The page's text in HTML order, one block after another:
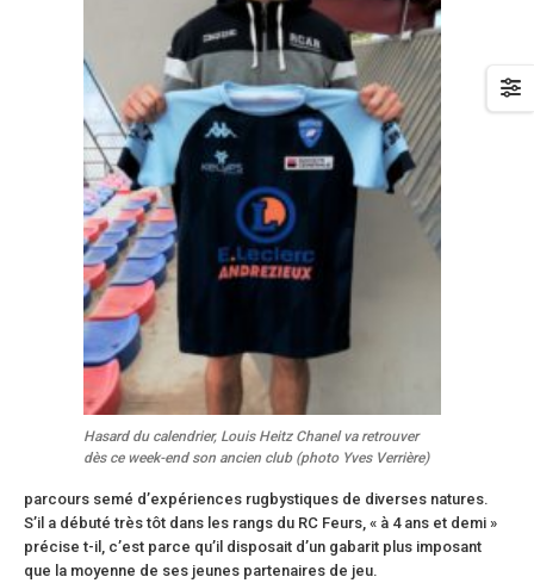
Hasard du calendrier, Louis Heitz Chanel va retrouver
dès ce week-end son ancien club (photo Yves Verrière)
parcours semé d’expériences rugbystiques de diverses natures.
S’il a débuté très tôt dans les rangs du RC Feurs, « à 4 ans et demi »
précise t-il, c’est parce qu’il disposait d’un gabarit plus imposant
que la moyenne de ses jeunes partenaires de jeu.